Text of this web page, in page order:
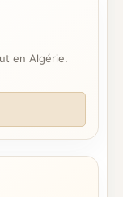
en Algérie.